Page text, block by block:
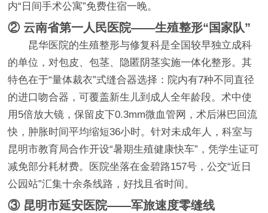
内“日间手术公寓”免费住宿一晚。
② 云南省第一人民医院——生殖整形“国家队”
昆华医院的生殖整形与修复科是全国较早独立成科
的单位，对包皮、包茎、隐匿阴茎实施一体化整形。其
特色在于“量体裁衣”式缝合器选择：院内有7种不同直径
的进口吻合器，可覆盖新生儿到成人全年龄段。术中使
用5倍放大镜，保留皮下0.3mm微血管网，术后淋巴回流
快，肿胀时间平均缩短36小时。针对未成年人，科室与
昆明市教育局合作开设“暑期生殖健康快车”，凭学生证可
减免部分耗材费。医院坐落在金碧路157号，公交“近日
公园站”汇集十余条线路，好找且省时间。
③ 昆明市延安医院——军旅速度零缝线